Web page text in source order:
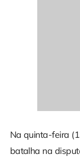
Na quinta-feira
batalha na